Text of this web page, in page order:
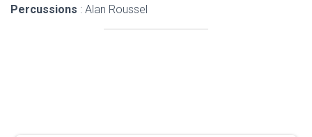
Percussions : Alan Roussel